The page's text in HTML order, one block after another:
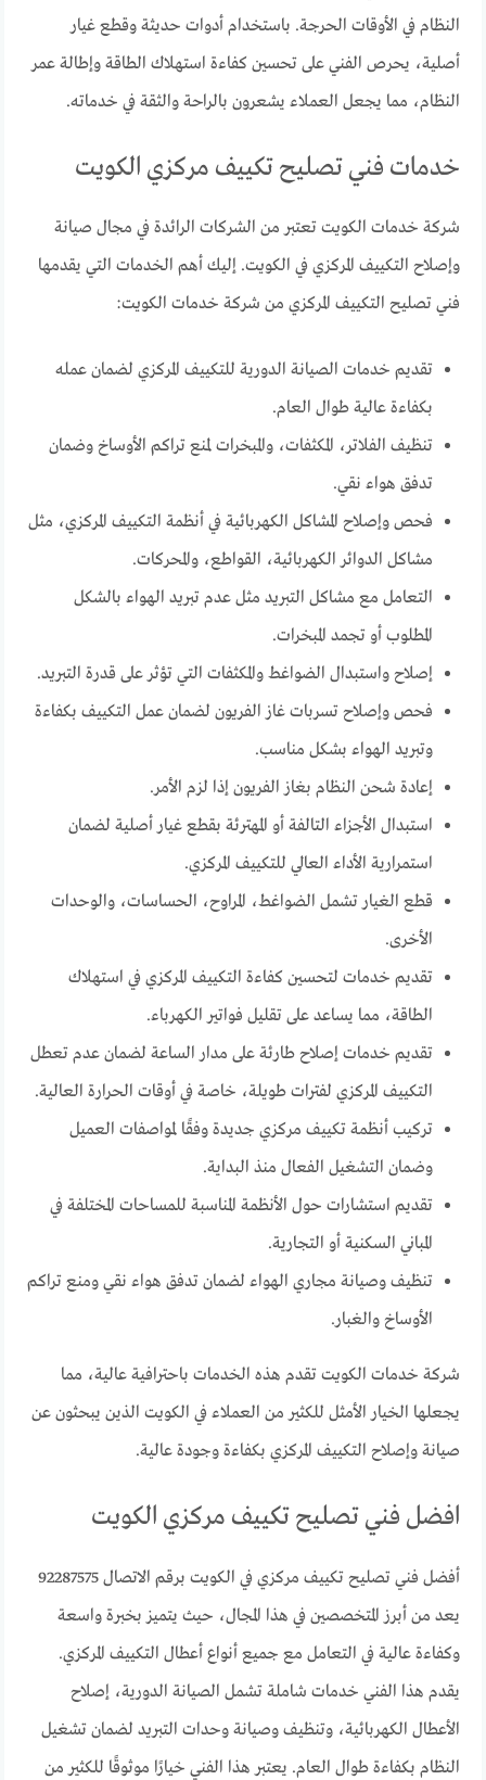
النظام في الأوقات الحرجة. باستخدام أدوات حديثة وقطع غيار
أصلية، يحرص الفني على تحسين كفاءة استهلاك الطاقة وإطالة عمر
النظام، مما يجعل العملاء يشعرون بالراحة والثقة في خدماته.
خدمات فني تصليح تكييف مركزي الكويت
شركة خدمات الكويت تعتبر من الشركات الرائدة في مجال صيانة
وإصلاح التكييف المركزي في الكويت. إليك أهم الخدمات التي يقدمها
فني تصليح التكييف المركزي من شركة خدمات الكويت:
تقديم خدمات الصيانة الدورية للتكييف المركزي لضمان عمله
بكفاءة عالية طوال العام.
تنظيف الفلاتر، المكثفات، والمبخرات لمنع تراكم الأوساخ وضمان
تدفق هواء نقي.
فحص وإصلاح المشاكل الكهربائية في أنظمة التكييف المركزي، مثل
مشاكل الدوائر الكهربائية، القواطع، والمحركات.
التعامل مع مشاكل التبريد مثل عدم تبريد الهواء بالشكل
المطلوب أو تجمد المبخرات.
إصلاح واستبدال الضواغط والمكثفات التي تؤثر على قدرة التبريد.
فحص وإصلاح تسربات غاز الفريون لضمان عمل التكييف بكفاءة
وتبريد الهواء بشكل مناسب.
إعادة شحن النظام بغاز الفريون إذا لزم الأمر.
استبدال الأجزاء التالفة أو المهترئة بقطع غيار أصلية لضمان
استمرارية الأداء العالي للتكييف المركزي.
قطع الغيار تشمل الضواغط، المراوح، الحساسات، والوحدات
الأخرى.
تقديم خدمات لتحسين كفاءة التكييف المركزي في استهلاك
الطاقة، مما يساعد على تقليل فواتير الكهرباء.
تقديم خدمات إصلاح طارئة على مدار الساعة لضمان عدم تعطل
التكييف المركزي لفترات طويلة، خاصة في أوقات الحرارة العالية.
تركيب أنظمة تكييف مركزي جديدة وفقًا لمواصفات العميل
وضمان التشغيل الفعال منذ البداية.
تقديم استشارات حول الأنظمة المناسبة للمساحات المختلفة في
المباني السكنية أو التجارية.
تنظيف وصيانة مجاري الهواء لضمان تدفق هواء نقي ومنع تراكم
الأوساخ والغبار.
شركة خدمات الكويت تقدم هذه الخدمات باحترافية عالية، مما
يجعلها الخيار الأمثل للكثير من العملاء في الكويت الذين يبحثون عن
صيانة وإصلاح التكييف المركزي بكفاءة وجودة عالية.
افضل فني تصليح تكييف مركزي الكويت
أفضل فني تصليح تكييف مركزي في الكويت برقم الاتصال 92287575
يعد من أبرز المتخصصين في هذا المجال، حيث يتميز بخبرة واسعة
وكفاءة عالية في التعامل مع جميع أنواع أعطال التكييف المركزي.
يقدم هذا الفني خدمات شاملة تشمل الصيانة الدورية، إصلاح
الأعطال الكهربائية، وتنظيف وصيانة وحدات التبريد لضمان تشغيل
النظام بكفاءة طوال العام. يعتبر هذا الفني خيارًا موثوقًا للكثير من